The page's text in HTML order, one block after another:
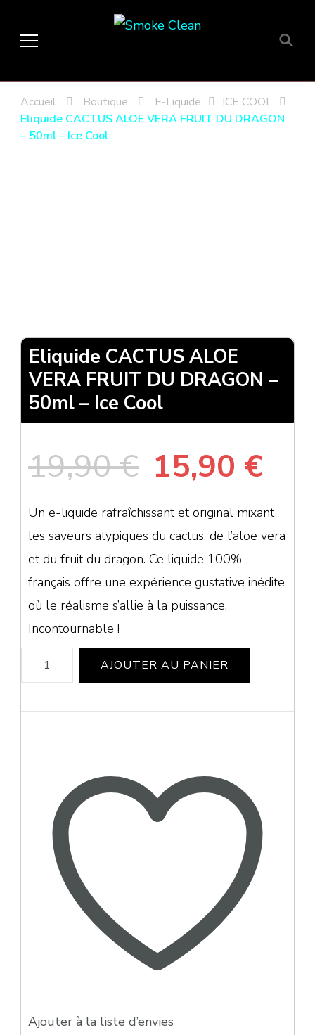
Smoke Clean
Accueil Boutique E-Liquide
ICE COOL
Eliquide CACTUS ALOE VERA FRUIT DU DRAGON
– 50ml – Ice Cool
Eliquide CACTUS ALOE
VERA FRUIT DU DRAGON –
50ml – Ice Cool
19,90€ Le
prix
initial
était :
15,90 €
est
Un e-liquide rafraîchissant et original mixant
les saveurs atypiques du cactus, de l’aloe vera
et du fruit du dragon. Ce liquide 100%
français offre une expérience gustative inédite
où le réalisme s’allie à la puissance.
Incontournable !
quantité
de
DRAGON
AJOUTER AU PANIER
Ajouter à la liste d’envies